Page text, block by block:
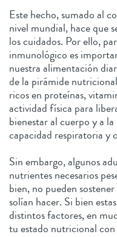
Este hecho, sumado al
nivel mundial, hace que
los cuidados. Por ello,
inmunológico es
nuestra alimentación
de la pirámide
ricos en proteínas,
actividad física para
bienestar al cuerpo y a
capacidad respiratoria y
Sin embargo, algunos
nutrientes necesarios
bien, no pueden
solían hacer. Si bien
distintos factores, en
tu estado nutricional con